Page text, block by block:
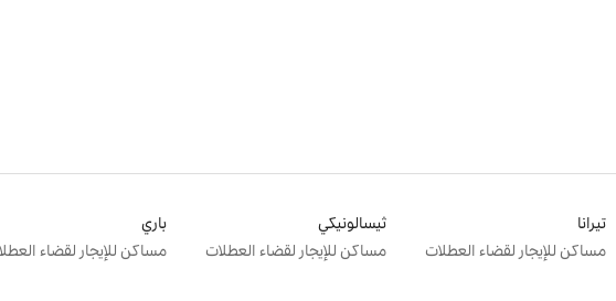
تيرانا
مساكن للإيجار لقضاء العطلات
ثيسالونيكي
مساكن للإيجار لقضاء العطلات
باري
مساكن للإيجار لقضاء